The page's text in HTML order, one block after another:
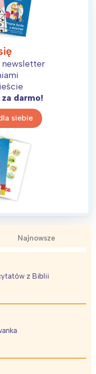
darmo!
siebie
Najnowsze
z Biblii